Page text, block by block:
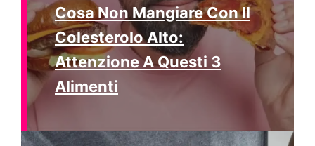
Cosa Non Mangiare Con Il
Colesterolo Alto:
Attenzione A Questi 3
Alimenti